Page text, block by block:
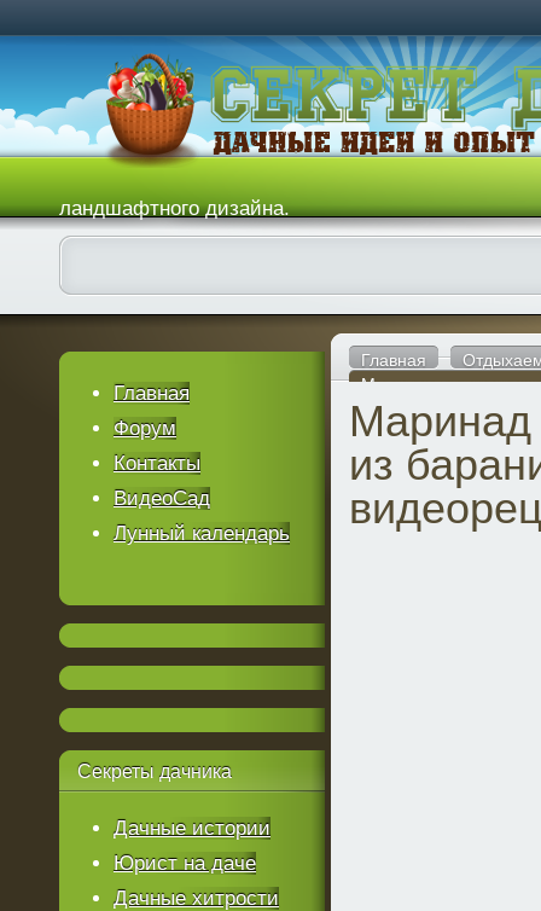
ландшафтного дизайна.
Главная
Маринад для
из
Главная
Форум
Контакты
ВидеоСад
Лунный календарь
Секреты дачника
Дачные истории
Юрист на даче
Дачные хитрости